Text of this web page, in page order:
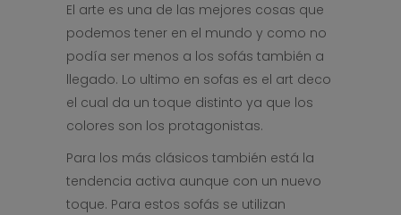
El arte es una de las mejores cosas que
podemos tener en el mundo y como no
podía ser menos a los sofás también a
llegado. Lo ultimo en sofas es el art deco
el cual da un toque distinto ya que los
colores son los protagonistas.
Para los más clásicos también está la
tendencia activa aunque con un nuevo
toque. Para estos sofás se utilizan